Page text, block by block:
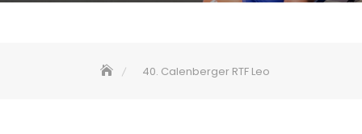
40. Calenberger RTF Leo